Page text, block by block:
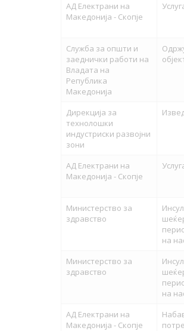
АД Електрани на
Македонија - Скопје
Служба за општи и
заеднички работи на
Владата на
Република
Македонија
Дирекција за
технолошки
индустриски развојни
зони
АД Електрани на
Македонија - Скопје
Министерство за
здравство
на
Министерство за
здравство
на
АД Електрани на
Македонија - Скопје